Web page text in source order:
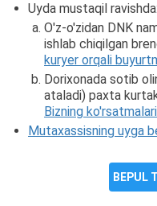
Uyda mustaqil ravishda:
O'z-o'zidan DNK
ishlab chiqilgan
kuryer orqali
Dorixonada sotib
ataladi) paxta
Bizning
Mutaxassisning uyga
BEPUL